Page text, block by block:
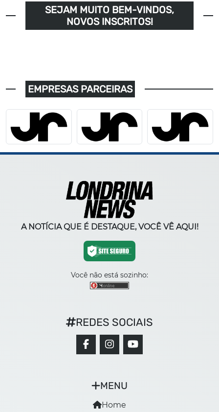
SEJAM MUITO BEM-VINDOS,
NOVOS INSCRITOS!
EMPRESAS PARCEIRAS
A NOTÍCIA QUE É DESTAQUE, VOCÊ VÊ AQUI!
Você não está sozinho:
MENU
Home
REDES SOCIAIS